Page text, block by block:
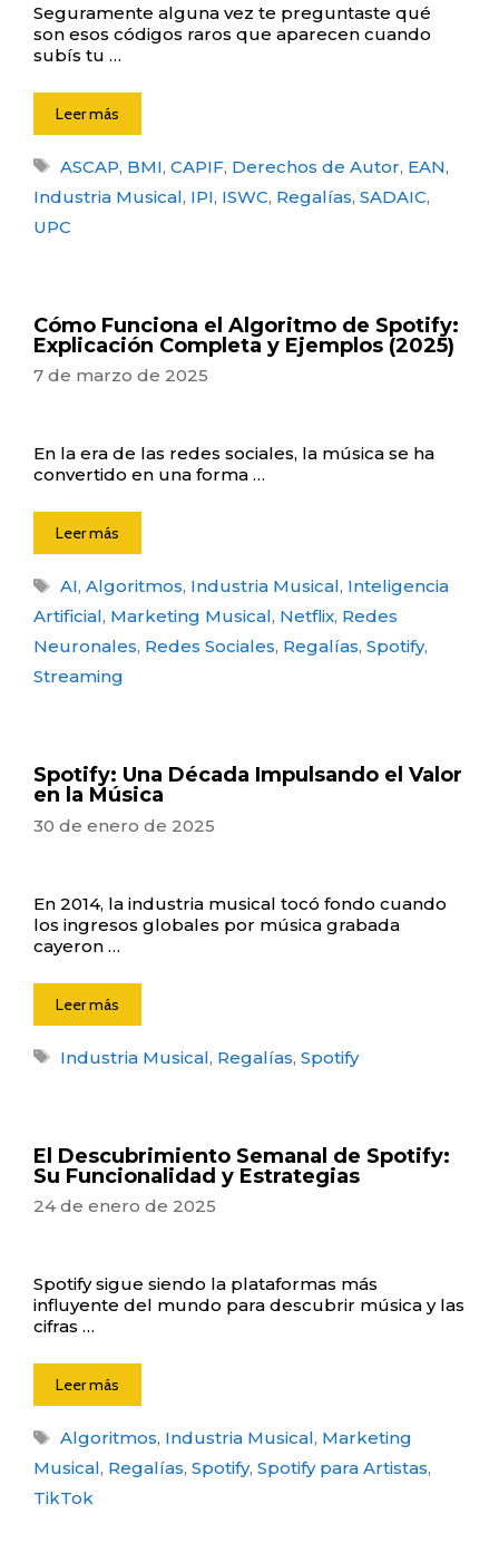
Seguramente alguna vez te preguntaste qué
son esos códigos raros que aparecen cuando
subís tu …
Leer más
Etiquetas
ASCAP, BMI, CAPIF, Derechos de Autor, EAN,
Industria Musical, IPI, ISWC, Regalías, SADAIC,
UPC
Cómo Funciona el Algoritmo de Spotify:
Explicación Completa y Ejemplos (2025)
7 de marzo de 2025
En la era de las redes sociales, la música se ha
convertido en una forma …
Leer más
Etiquetas
AI, Algoritmos, Industria Musical, Inteligencia
Artificial, Marketing Musical, Netflix, Redes
Neuronales, Redes Sociales, Regalías, Spotify,
Streaming
Spotify: Una Década Impulsando el Valor
en la Música
30 de enero de 2025
En 2014, la industria musical tocó fondo cuando
los ingresos globales por música grabada
cayeron …
Leer más
Etiquetas
Industria Musical, Regalías, Spotify
El Descubrimiento Semanal de Spotify:
Su Funcionalidad y Estrategias
24 de enero de 2025
Spotify sigue siendo la plataformas más
influyente del mundo para descubrir música y las
cifras …
Leer más
Etiquetas
Algoritmos, Industria Musical, Marketing
Musical, Regalías, Spotify, Spotify para Artistas,
TikTok